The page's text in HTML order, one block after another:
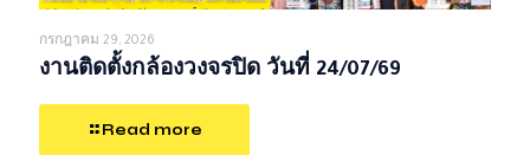
กรกฎาคม 29, 2026
งานติดตั้งกล้องวงจรปิด วันที่ 24/07/69
Read more